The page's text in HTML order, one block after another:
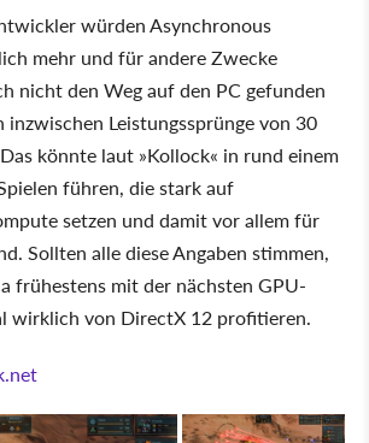
würden Asynchronous
mehr und für andere Zwecke
nicht den Weg auf den PC gefunden
inzwischen Leistungssprünge von 30
könnte laut »Kollock« in rund einem
führen, die stark auf
setzen und damit vor allem für
Sollten alle diese Angaben stimmen,
frühestens mit der nächsten GPU-
wirklich von DirectX 12 profitieren.